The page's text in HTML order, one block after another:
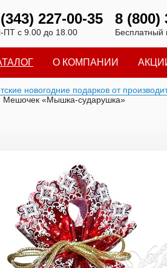
227-00-35
ПТ с 9.00 до 18.00
8 (800)
Бесплатный
О КОМПАНИИ
новогодние подарков от
Мешочек «Мышка-сударушка»